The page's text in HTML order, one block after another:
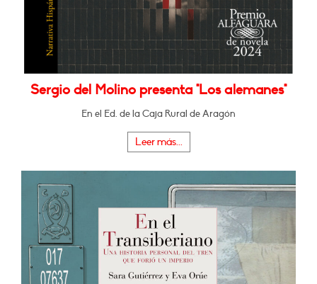
Sergio del Molino presenta "Los alemanes"
En el Ed. de la Caja Rural de Aragón
Leer más...